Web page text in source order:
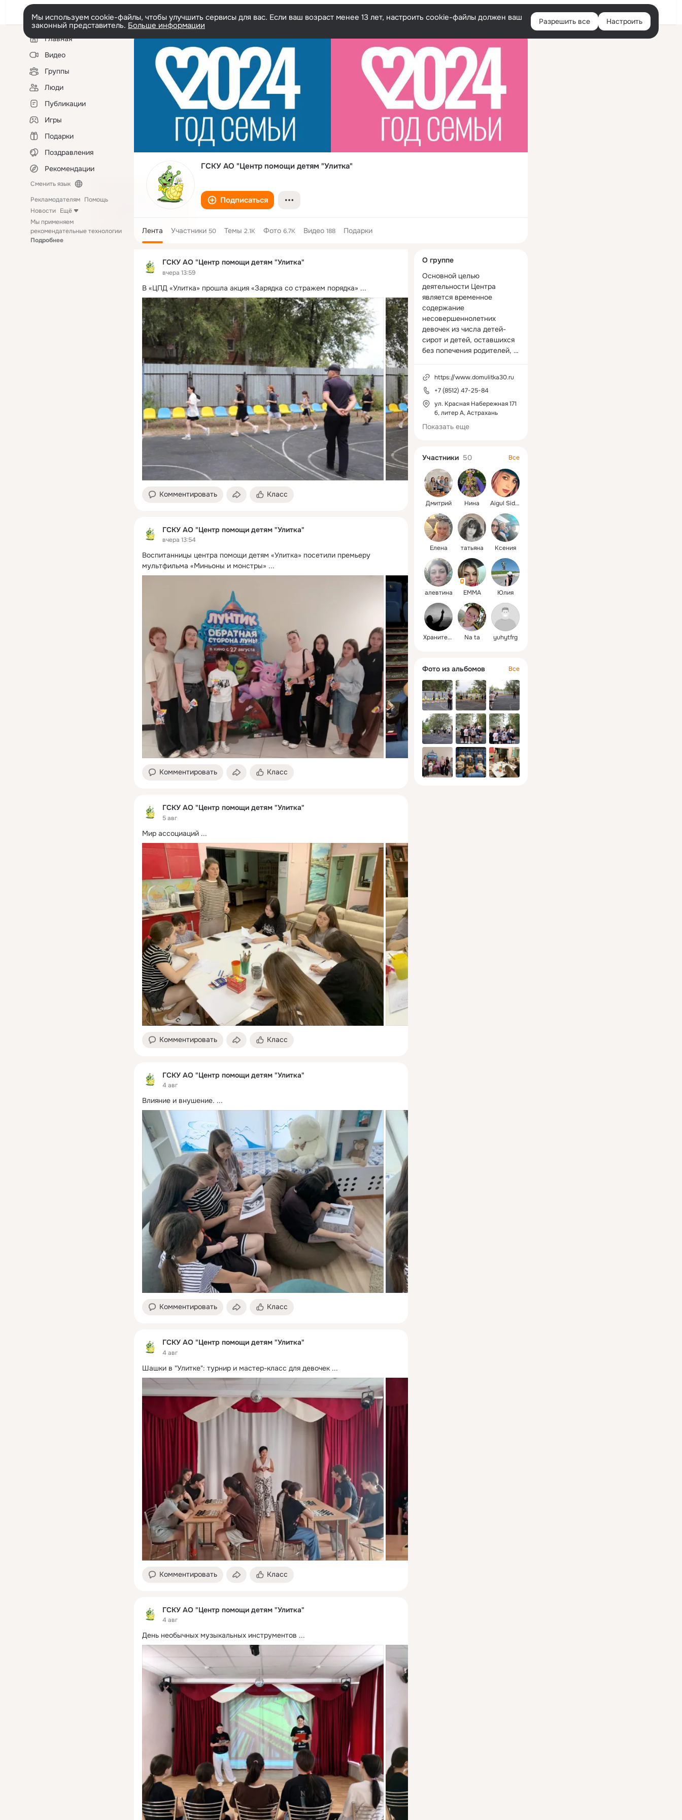
Войти
Мы используем cookie-файлы, чтобы улучшить сервисы для вас. Если ваш возраст менее 13 лет, настроить cookie-файлы должен ваш
законный представитель. Больше информации Разрешить все Настроить
Левая
колонкаГлавная
Видео
Группы
Люди
Публикации
Игры
Подарки
Поздравления
Рекомендации
Сменить язык
Рекламодателям Помощь
Новости Ещё
Мы применяем
рекомендательные технологии
Подробнее
ГСКУ АО "Центр помощи детям "Улитка"
Подписаться
Лента Участники 50 Темы 2.1K Фото 6.7K Видео 188 Подарки
ГСКУ АО "Центр помощи детям "Улитка"
вчера 13:59
В «ЦПД «Улитка» прошла акция «Зарядка со стражем порядка» ...
Комментировать Класс
ГСКУ АО "Центр помощи детям "Улитка"
вчера 13:54
Воспитанницы центра помощи детям «Улитка» посетили премьеру
мультфильма «Миньоны и монстры» ...
Комментировать Класс
ГСКУ АО "Центр помощи детям "Улитка"
5 авг
Мир ассоциаций ...
Комментировать Класс
ГСКУ АО "Центр помощи детям "Улитка"
4 авг
Влияние и внушение. ...
Комментировать Класс
ГСКУ АО "Центр помощи детям "Улитка"
4 авг
Шашки в "Улитке": турнир и мастер-класс для девочек ...
Комментировать Класс
ГСКУ АО "Центр помощи детям "Улитка"
4 авг
День необычных музыкальных инструментов ...
колонка
О группе
Основной целью
деятельности Центра
является временное
содержание
несовершеннолетних
девочек из числа детей-
сирот и детей, оставшихся
без попечения родителей, в
оказание содействия в их
дальнейшем устройстве (с
приоритетным
использованием различных
форм передачи на
воспитание в семью) в
https://www.domulitka30.ru
+7 (8512) 47-25-84
ул. Красная Набережная 171
б, литер А, Астрахань
Показать еще
Участники 50 Все
Дмитрий Нина Aigul Sidorova
Елена татьяна Ксения
алевтина EMMA Юлия
Хранитель Na ta yuhytfrg
Фото из альбомов Все